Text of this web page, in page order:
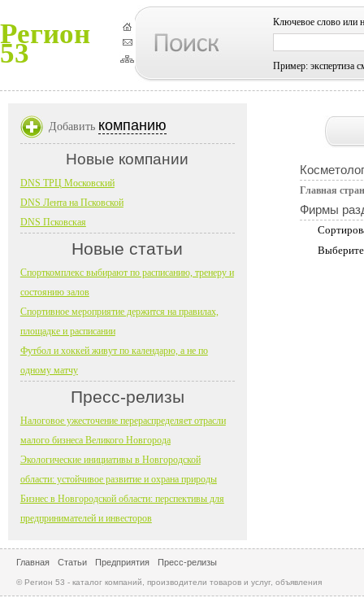
Регион
53
Ключевое слово или
Пример: экспертиза
Главная
Фирмы
Добавить компанию
Новые компании
DNS ТРЦ Московский
DNS Лента на Псковской
DNS Псковская
Новые статьи
Спорткомплекс выбирают по расписанию, тренеру и
состоянию залов
Спортивное мероприятие держится на правилах,
площадке и расписании
Футбол и хоккей живут по календарю, а не по
одному матчу
Пресс-релизы
Налоговое ужесточение перераспределяет отрасли
малого бизнеса Великого Новгорода
Экологические инициативы в Новгородской
области: устойчивое развитие и охрана природы
Бизнес в Новгородской области: перспективы для
предпринимателей и инвесторов
Главная Статьи Предприятия Пресс-релизы
© Регион 53 - каталог компаний, производители товаров и услуг, объявления